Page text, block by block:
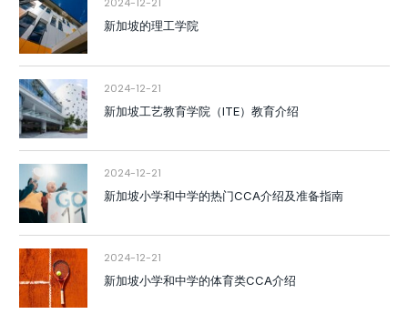
2024-12-21
新加坡的理工学院
2024-12-21
新加坡工艺教育学院（ITE）教育介绍
2024-12-21
新加坡小学和中学的热门CCA介绍及准备指南
2024-12-21
新加坡小学和中学的体育类CCA介绍